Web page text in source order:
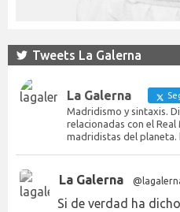
Tweets La Galerna
La Galerna
Madridismo y sintaxis.
relacionadas con el
madridistas del
La Galerna
Si de verdad ha